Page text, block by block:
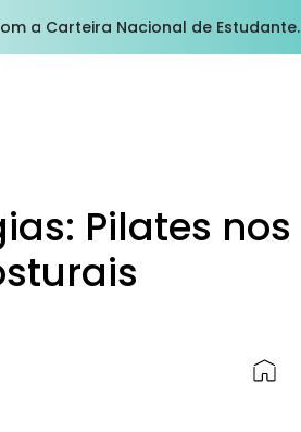
a Carteira Nacional de Estudante.
Pilates nos